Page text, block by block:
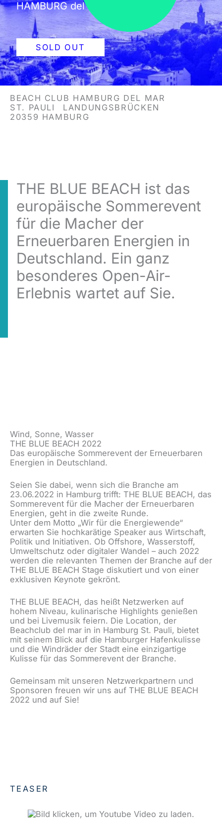
HAMBURG del mar
SOLD OUT
BEACH CLUB HAMBURG DEL MAR
ST. PAULI
LANDUNGSBRÜCKEN
20359 HAMBURG
THE BLUE BEACH ist das
europäische Sommerevent
für die Macher der
Erneuerbaren Energien in
Deutschland. Ein ganz
besonderes Open-Air-
Erlebnis wartet auf Sie.
Wind, Sonne, Wasser
THE BLUE BEACH 2022
Das europäische Sommerevent der Erneuerbaren
Energien in Deutschland.
Seien Sie dabei, wenn sich die Branche am
23.06.2022 in Hamburg trifft: THE BLUE BEACH, das
Sommerevent für die Macher der Erneuerbaren
Energien, geht in die zweite Runde.
Unter dem Motto „Wir für die Energiewende“
erwarten Sie hochkarätige Speaker aus Wirtschaft,
Politik und Initiativen. Ob Offshore, Wasserstoff,
Umweltschutz oder digitaler Wandel – auch 2022
werden die relevanten Themen der Branche auf der
THE BLUE BEACH Stage diskutiert und von einer
exklusiven Keynote gekrönt.
THE BLUE BEACH, das heißt Netzwerken auf
hohem Niveau, kulinarische Highlights genießen
und bei Livemusik feiern. Die Location, der
Beachclub del mar in in Hamburg St. Pauli, bietet
mit seinem Blick auf die Hamburger Hafenkulisse
und die Windräder der Stadt eine einzigartige
Kulisse für das Sommerevent der Branche.
Gemeinsam mit unseren Netzwerkpartnern und
Sponsoren freuen wir uns auf THE BLUE BEACH
2022 und auf Sie!
TEASER